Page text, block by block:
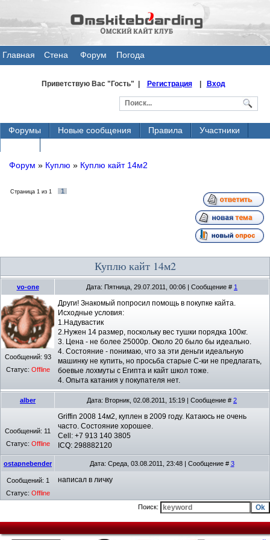
Главная
Стена
Форум Погода
Приветствую Вас"Гость" | Регистрация| Вход
Форумы Новые сообщения Правила
Участники
Форум » Куплю » Куплю кайт 14м2
Страница 1 из 1 1
Куплю кайт 14м2
vo-one Дата: Пятница, 29.07.2011, 00:06 | Сообщение # 1
Сообщений: 93
Статус: Offline
Други! Знакомый попросил помощь в покупке кайта.
Исходные условия:
1.Надувастик
2.Нужен 14 размер, поскольку вес тушки порядка 100кг.
3. Цена - не более 25000р. Около 20 было бы идеально.
4. Состояние - понимаю, что за эти деньги идеальную
машинку не купить, но просьба старые С-ки не предлагать,
боевые лохмуты с Египта и кайт школ тоже.
4. Опыта катания у покупателя нет.
alber Дата: Вторник, 02.08.2011, 15:19 | Сообщение # 2
Сообщений: 11
Статус: Offline
Griffin 2008 14м2, куплен в 2009 году. Катаюсь не очень
часто. Состояние хорошее.
Cell: +7 913 140 3805
ICQ: 298882120
ostapnebender Дата: Среда, 03.08.2011, 23:48 | Сообщение # 3
Сообщений: 1
Статус: Offline
написал в личку
Поиск: